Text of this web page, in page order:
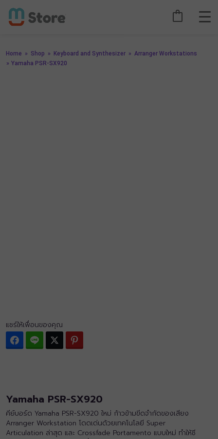
Home » Shop » Keyboard and Synthesizer » Arranger Workstations
» Yamaha PSR-SX920
แชร์ให้เพื่อนของคุณ
Facebook
Line Twitter
Yamaha PSR-SX920
คีย์บอร์ด Yamaha PSR-SX920 ใหม่ ก้าวข้ามขีดจำกัดของเสียง
Arranger Workstation โดดเด่นด้วยเทคโนโลยี Super
Articulation ล่าสุด และ Crossfade Portamento แบบใหม่ ทำให้ซี